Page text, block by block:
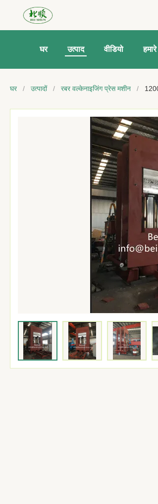
घर उत्पाद वीडियो
घर / उत्पादों / रबर वल्केनाइजिंग प्रेस मशीन /